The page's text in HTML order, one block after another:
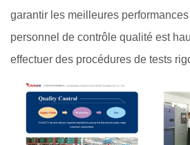
garantir les meilleures
personnel de contrôle qualité est
effectuer des procédures de tests